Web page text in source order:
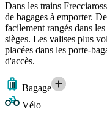
Dans les trains
de bagages à emporter.
facilement rangés dans
sièges. Les valises plus
placées dans les porte-
d'accès.
Bagage
Vélo